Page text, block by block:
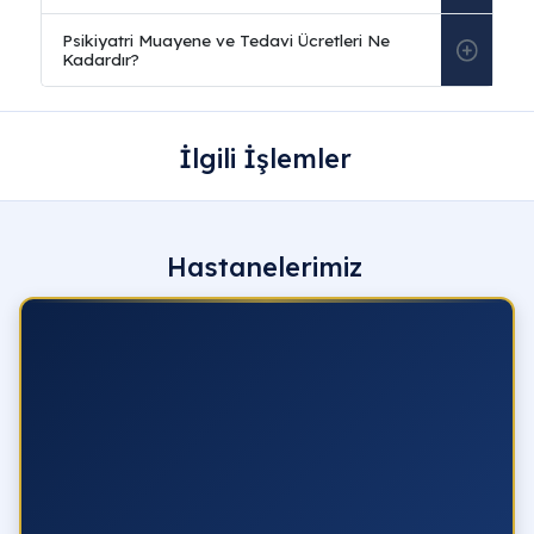
Psikiyatri Nedir ve Hangi Hastalıklara Bakar?
Psikiyatri, zihinsel, duygusal ve davranışsal
bozuklukların tanısı, tedavisi ve önlenmesine
odaklanan bir tıp dalıdır. Depresyon, anksiyete,
bipolar bozukluk, şizofreni ve uyku bozuklukları gibi
Vahdet Gül , biyolojik ve psikososyal yaklaşımları
birleştirerek hastaların ruh sağlığını 2026 modern
İlgili İşlemler
Hastanelerimiz